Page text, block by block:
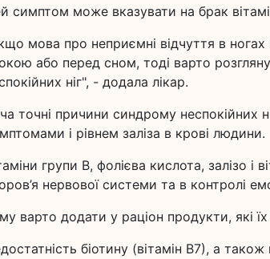
симптом може вказувати на брак
мова про неприємні відчуття в
або перед сном, тоді варто
ніг", - додала лікар.
точні причини синдрому неспокійних
і рівнем заліза в крові людини.
групи B, фолієва кислота, залізо і
нервової системи та в контролі
варто додати у раціон продукти, які їх
біотину (вітамін В7), а